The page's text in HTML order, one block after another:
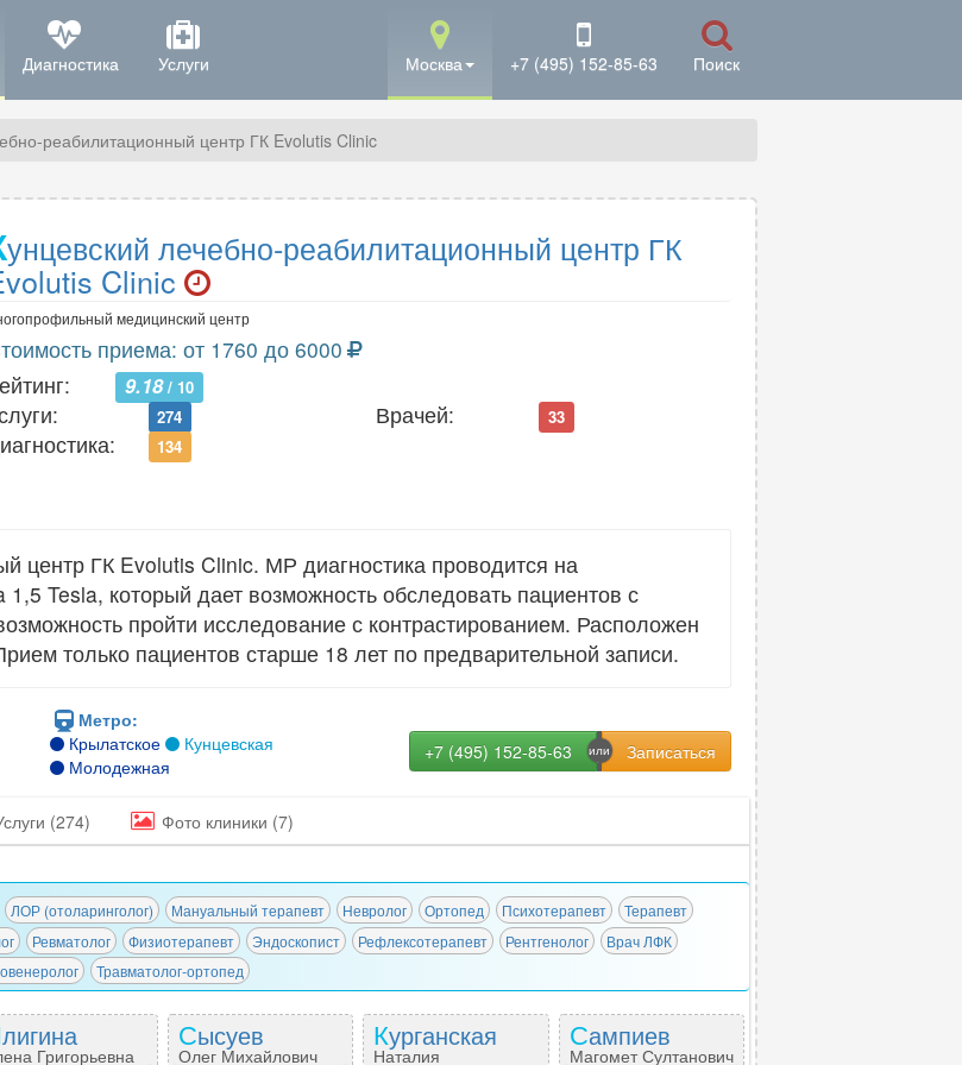
Диагностика Услуги Москва +7 (495) 152-85-63 Поиск
реабилитационный центр ГК Evolutis Clinic
унцевский лечебно-реабилитационный центр ГК
Clinic
медицинский центр
приема: от 1760 до 6000
9.18/ 10
274 Врачей: 33
134
центр ГК Evolutis Clinic. МР диагностика проводится на
Tesla, который дает возможность обследовать пациентов с
пройти исследование с контрастированием. Расположен
только пациентов старше 18 лет по предварительной записи.
Метро:
Крылатское
Кунцевская
Молодежная
+7 (495) 152-85-63
(274) Фото клиники (7)
ЛОР (отоларинголог) Мануальный терапевт Невролог Ортопед Психотерапевт
Терапевт
Ревматолог Физиотерапевт Эндоскопист Рефлексотерапевт Рентгенолог
Врач ЛФК
Травматолог-ортопед
Плигина
Григорьевна
Сысуев
Олег Михайлович
Курганская
Наталия
Сампиев
Магомет Султанович